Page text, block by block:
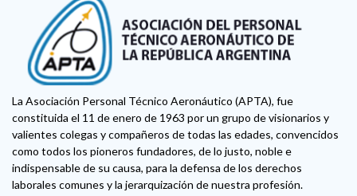
La Asociación Personal Técnico Aeronáutico (APTA), fue
constituida el 11 de enero de 1963 por un grupo de visionarios y
valientes colegas y compañeros de todas las edades, convencidos
como todos los pioneros fundadores, de lo justo, noble e
indispensable de su causa, para la defensa de los derechos
laborales comunes y la jerarquización de nuestra profesión.